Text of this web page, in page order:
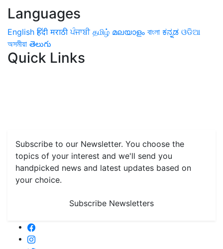
Languages
English हिंदी मराठी ਪੰਜਾਬੀ தமிழ் മലയാളം বাংলা ಕನ್ನಡ ଓଡିଆ
অসমীয়া తెలుగు
Quick Links
Subscribe to our Newsletter. You choose the
topics of your interest and we'll send you
handpicked news and latest updates based on
your choice.
Subscribe Newsletters